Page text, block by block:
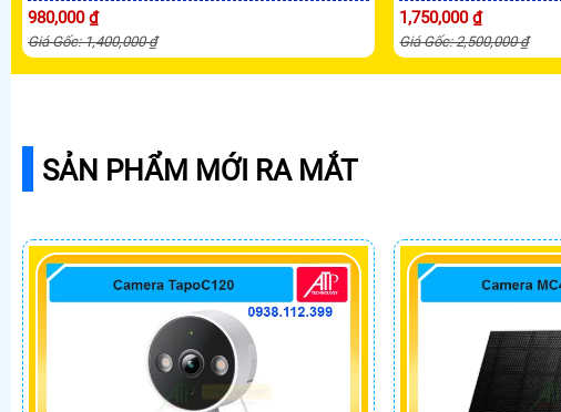
980,000 ₫
Giá Gốc: 1,400,000 ₫
1,750,000 ₫
Giá Gốc: 2,500,000 ₫
SẢN PHẨM MỚI RA MẮT